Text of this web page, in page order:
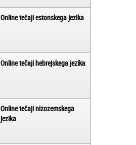
Online tečaji estonskega jezika
Online tečaji hebrejskega jezika
Online tečaji nizozemskega
jezika